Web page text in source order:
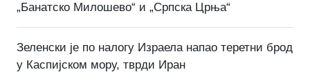
„Банатско Милошево“ и „Српска Црња“
Зеленски је по налогу Израела напао теретни брод
у Каспијском мору, тврди Иран